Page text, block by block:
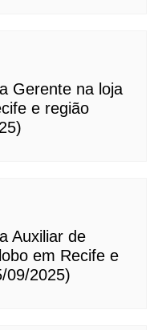
Gerente na loja
e região
Auxiliar de
em Recife e
09/2025)